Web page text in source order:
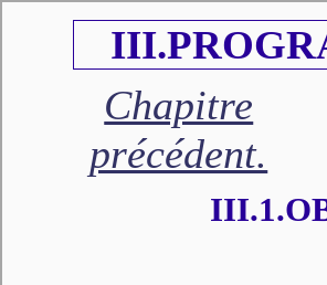
Chapitre
précédent.